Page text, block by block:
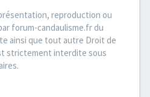
reproduction ou
forum-candaulisme.fr du
ainsi que tout autre Droit de
strictement interdite sous